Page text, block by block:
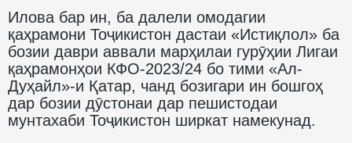
Илова бар ин, ба далели омодагии
қаҳрамони Тоҷикистон дастаи «Истиқлол» ба
бозии даври аввали марҳилаи гурӯҳии Лигаи
қаҳрамонҳои КФО-2023/24 бо тими «Ал-
Дуҳайл»-и Қатар, чанд бозигари ин бошгоҳ
дар бозии дӯстонаи дар пешистодаи
мунтахаби Тоҷикистон ширкат намекунад.